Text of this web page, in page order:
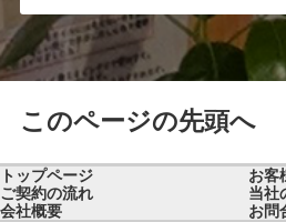
このページの先頭へ
トップページ
お客
ご契約の流れ
当社
会社概要
お問